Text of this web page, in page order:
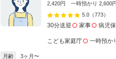
2,420円 一時預かり 2,600
5.0 （773）
30分送迎 家事 病児
こども家庭庁 一時預か
月齢 3ヶ月〜